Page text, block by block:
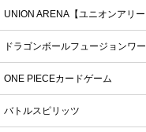
UNION ARENA【ユニオンアリー
ナ】
ドラゴンボールフュージョンワー
ルド
ONE PIECEカードゲーム
バトルスピリッツ